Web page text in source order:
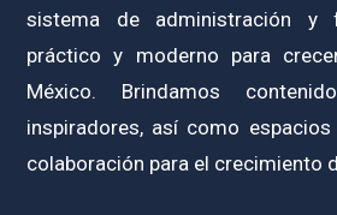
sistema de administración y
práctico y moderno para
México. Brindamos
inspiradores, así como
colaboración para el crecimiento